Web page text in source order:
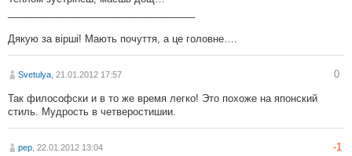
Дякую за вірші! Мають почуття, а це головне….
Svetulya , 21.01.2012 17:57 0
Так философски и в то же время легко! Это похоже на японский
стиль. Мудрость в четверостишии.
pep , 22.01.2012 13:04 -1